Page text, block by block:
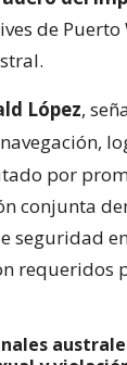
de
López,
por
conjunta
seguridad
requeridos